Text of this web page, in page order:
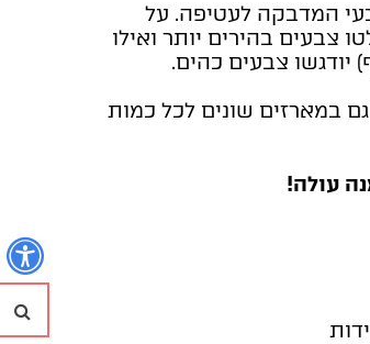
המדבקה לעטיפה. על
צבעים בהירים יותר ואילו
יודגשו צבעים כהים.
במארזים שונים לכל כמות
עולה!